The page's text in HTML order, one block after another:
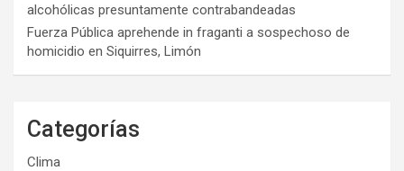
alcohólicas presuntamente contrabandeadas
Fuerza Pública aprehende in fraganti a sospechoso de
homicidio en Siquirres, Limón
Categorías
Clima